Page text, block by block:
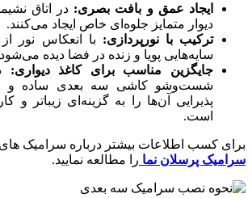
ایجاد عمق و بافت بصری: در اتاق
دیوار متمایز جلوه‌ای خاص ایجاد می‌کنند.
ترکیب با نورپردازی: با انعکاس نور
سایه‌هایی پویا و زنده در فضا دیده
جایگزین مناسب برای کاغذ دیواری:
شست‌وشو کاشی سه بعدی ساده و
پذیرایی آن‌ها را به گزینه‌ای زیباتر و
است.
برای کسب اطلاعات بیشتر درباره سرامیک های
سرامیک پرسلان نما را مطالعه نمایید.